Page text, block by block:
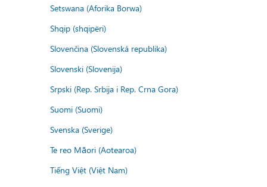
Setswana (Aforika Borwa)
Shqip (shqipëri)
Slovenčina (Slovenská republika)
Slovenski (Slovenija)
Srpski (Rep. Srbija i Rep. Crna Gora)
Suomi (Suomi)
Svenska (Sverige)
Te reo Māori (Aotearoa)
Tiếng Việt (Việt Nam)